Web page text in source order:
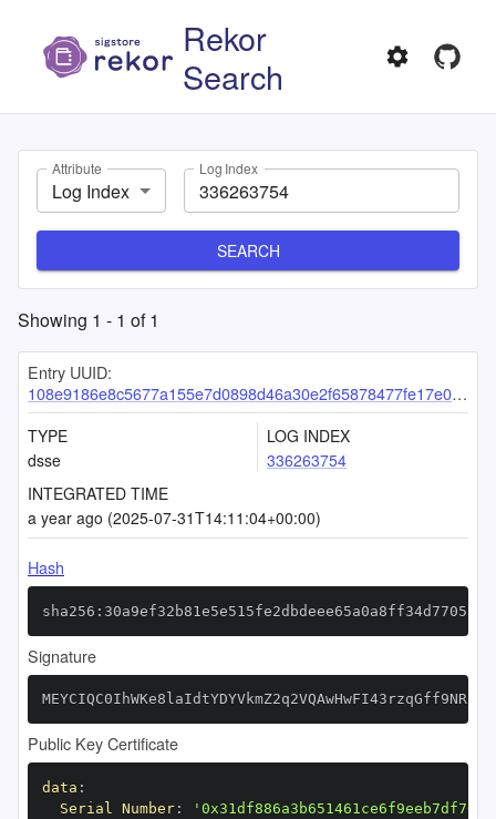
Rekor
Search
Attribute
Log Index
Log Index
SEARCH
Showing 1 - 1 of1
Entry UUID:
108e9186e8c5677a155e7d0898d46a30e2f65878477fe17e0ed48b1689ee4495a39e8b182e1b2ed5
TYPE
dsse
LOG INDEX
336263754
INTEGRATED TIME
a year ago (2025-07-31T14:11:04+00:00)
Hash
Signature
Public Key Certificate
data :
Serial Number: